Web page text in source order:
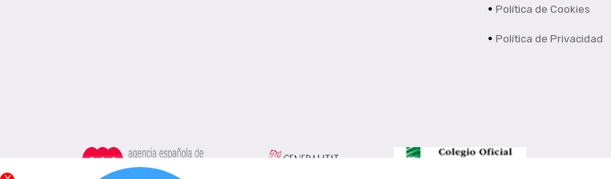
Política de Cookies
Política de Privacidad